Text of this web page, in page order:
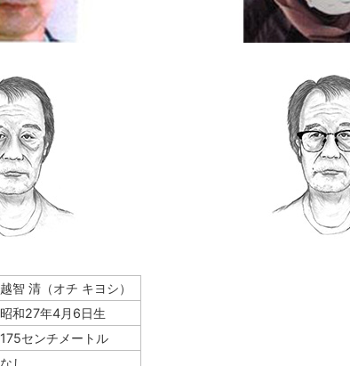
越智 清（オチ キヨシ）
昭和27年4月6日生
175センチメートル
なし